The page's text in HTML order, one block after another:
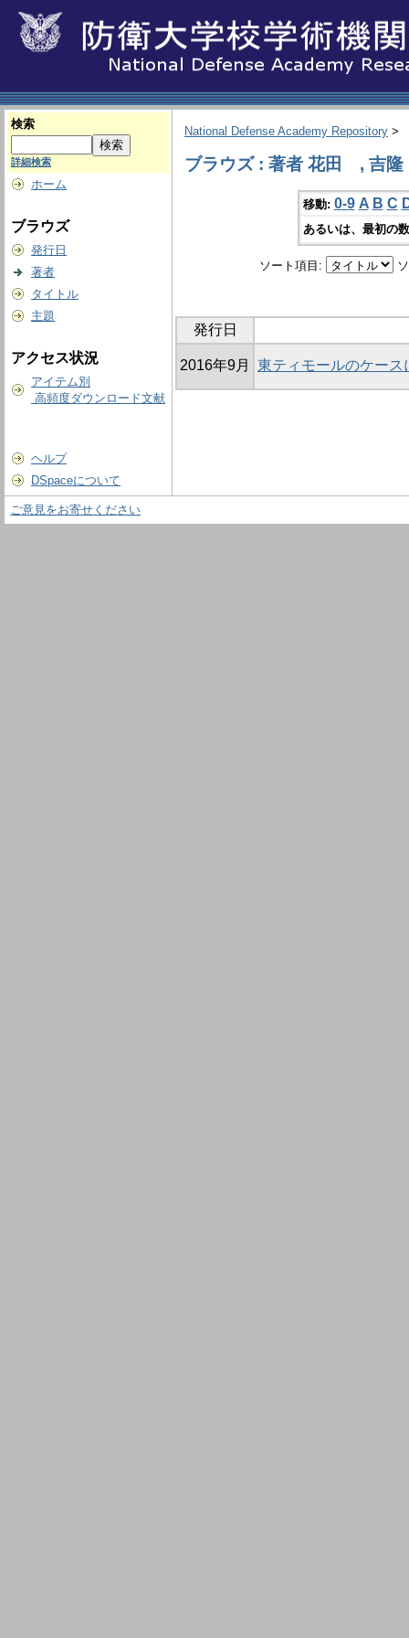
検索
詳細検索
ホーム
ブラウズ
発行日
著者
タイトル
主題
アクセス状況
アイテム別
高頻度ダウンロード文献
ヘルプ
DSpaceについて
National Defense Academy Repository >
ブラウズ : 著者 花田 , 吉隆
移動: 0-9 A B C
あるいは、最初の
ソート項目:
発行日
2016年9月 東ティモールのケー
ご意見をお寄せください